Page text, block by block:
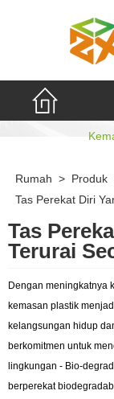
Rumah > Produk
Tas Perekat Diri
Tas
Terurai
Dengan meningkatnya
kemasan plastik
kelangsungan hidup
berkomitmen untuk
lingkungan - Bio-
berperekat